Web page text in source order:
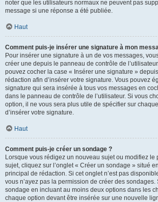
noter que les utilisateurs normaux ne peuvent pas
message si une réponse a été publiée.
Haut
Comment puis-je insérer une signature à mon
Pour insérer une signature à un de vos messages,
créer une depuis le panneau de contrôle de
pouvez cocher la case « Insérer une signature »
rédaction afin d’insérer votre signature. Vous pouvez
signature qui sera insérée à tous vos messages en
dans le panneau de contrôle de l’utilisateur. Si vous
option, il ne vous sera plus utile de spécifier sur
d’insérer votre signature.
Haut
Comment puis-je créer un sondage ?
Lorsque vous rédigez un nouveau sujet ou modifiez le
sujet, cliquez sur l’onglet « Créer un sondage » situé
principal de rédaction. Si cet onglet n’est pas
vous n’ayez pas la permission de créer des sondages.
sondage en incluant au moins deux options dans les
chaque option devant être insérée sur une nouvelle